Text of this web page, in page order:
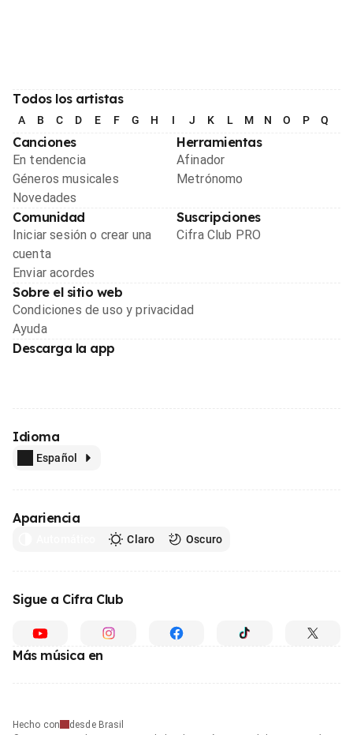
Todos los artistas
A B C D E F G H I J K L M N O P Q
Canciones
En tendencia
Géneros musicales
Novedades
Herramientas
Afinador
Metrónomo
Comunidad
Iniciar sesión o crear una
cuenta
Enviar acordes
Suscripciones
Cifra Club PRO
Sobre el sitio web
Condiciones de uso y privacidad
Ayuda
Descarga la app
Idioma
Español
Apariencia
Claro Oscuro
Sigue a Cifra Club
Más música en
Hecho con
desde Brasil